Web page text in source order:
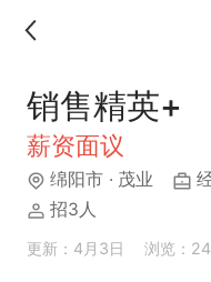
销售精英+
薪资面议
绵阳市 · 茂业
招3人
更新：4月3日 浏览：